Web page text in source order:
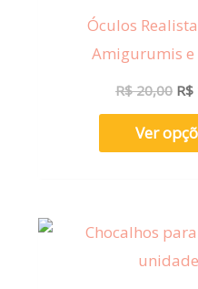
Óculos
Amigurumis e
R$20,00 R$
Ver